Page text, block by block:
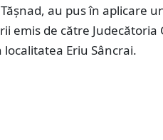
au pus în aplicare
emis de către
localitatea Eriu Sâncrai.